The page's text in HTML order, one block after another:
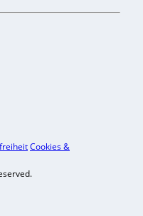
Cookies &